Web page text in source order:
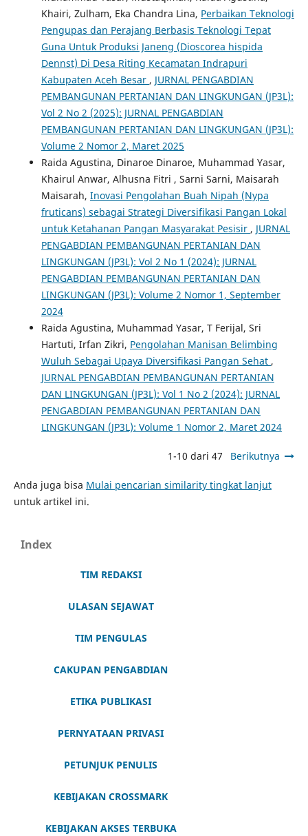
Khairi, Zulham, Eka Chandra Lina, Perbaikan Teknologi
Pengupas dan Perajang Berbasis Teknologi Tepat
Guna Untuk Produksi Janeng (Dioscorea hispida
Dennst) Di Desa Riting Kecamatan Indrapuri
Kabupaten Aceh Besar , JURNAL PENGABDIAN
PEMBANGUNAN PERTANIAN DAN LINGKUNGAN (JP3L):
Vol 2 No 2 (2025): JURNAL PENGABDIAN
PEMBANGUNAN PERTANIAN DAN LINGKUNGAN (JP3L):
Volume 2 Nomor 2, Maret 2025
Raida Agustina, Dinaroe Dinaroe, Muhammad Yasar,
Khairul Anwar, Alhusna Fitri , Sarni Sarni, Maisarah
Maisarah, Inovasi Pengolahan Buah Nipah (Nypa
fruticans) sebagai Strategi Diversifikasi Pangan Lokal
untuk Ketahanan Pangan Masyarakat Pesisir , JURNAL
PENGABDIAN PEMBANGUNAN PERTANIAN DAN
LINGKUNGAN (JP3L): Vol 2 No 1 (2024): JURNAL
PENGABDIAN PEMBANGUNAN PERTANIAN DAN
LINGKUNGAN (JP3L): Volume 2 Nomor 1, September
2024
Raida Agustina, Muhammad Yasar, T Ferijal, Sri
Hartuti, Irfan Zikri, Pengolahan Manisan Belimbing
Wuluh Sebagai Upaya Diversifikasi Pangan Sehat ,
JURNAL PENGABDIAN PEMBANGUNAN PERTANIAN
DAN LINGKUNGAN (JP3L): Vol 1 No 2 (2024): JURNAL
PENGABDIAN PEMBANGUNAN PERTANIAN DAN
LINGKUNGAN (JP3L): Volume 1 Nomor 2, Maret 2024
1-10 dari 47 Berikutnya
Anda juga bisa Mulai pencarian similarity tingkat lanjut
untuk artikel ini.
Index
TIM REDAKSI
ULASAN SEJAWAT
TIM PENGULAS
CAKUPAN PENGABDIAN
ETIKA PUBLIKASI
PERNYATAAN PRIVASI
PETUNJUK PENULIS
KEBIJAKAN CROSSMARK
KEBIJAKAN AKSES TERBUKA